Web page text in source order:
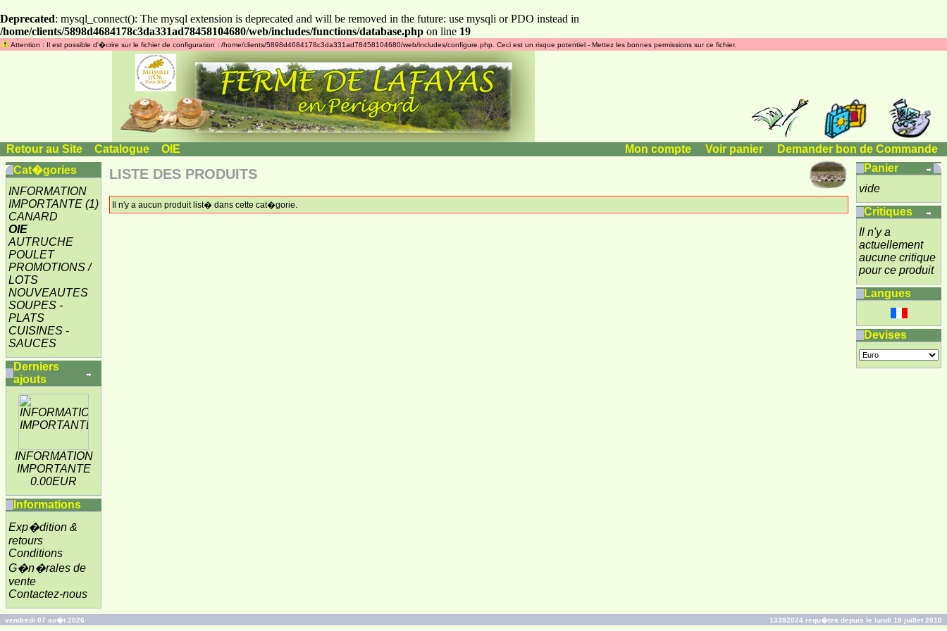
Deprecated: mysql_connect(): The mysql extension is deprecated and will be removed in the future: use mysqli or PDO instead in
/home/clients/5898d4684178c3da331ad78458104680/web/includes/functions/database.php on line 19
Attention : Il est possible d'�crire sur le fichier de configuration : /home/clients/5898d4684178c3da331ad78458104680/web/includes/configure.php. Ceci est un risque potentiel - Mettez les bonnes permissions sur ce fichier.
Retour au Site Catalogue OIE Mon compte Voir panier
Demander bon de Commande
Cat�gories
INFORMATION
IMPORTANTE (1)
CANARD
OIE
AUTRUCHE
POULET
PROMOTIONS /
LOTS
NOUVEAUTES
SOUPES -
PLATS
CUISINES -
SAUCES
Derniers
ajouts
INFORMATION
IMPORTANTE
0.00EUR
Informations
Exp�dition &
retours
Conditions
G�n�rales de
vente
Contactez-nous
LISTE DES PRODUITS
Il n'y a aucun produit list� dans cette cat�gorie.
Panier
vide
Critiques
Il n'y a
actuellement
aucune critique
pour ce produit
Langues
Devises
vendredi 07 ao�t 2026 13392024 requ�tes depuis le lundi 19 juillet 2010